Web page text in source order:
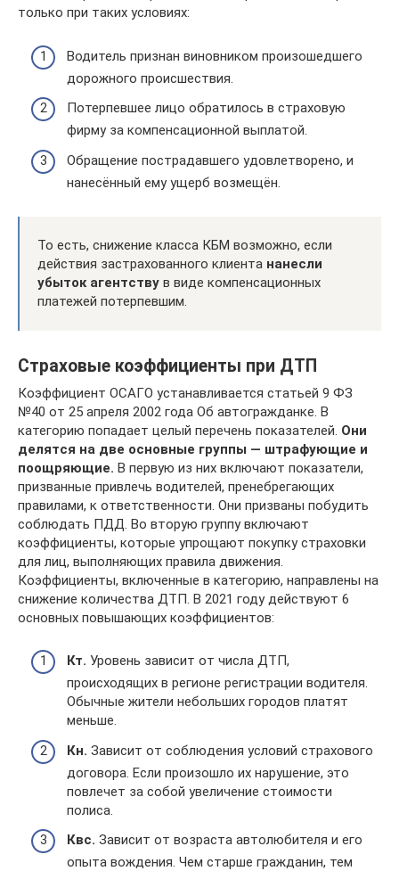
только при таких условиях:
Водитель признан виновником произошедшего
дорожного происшествия.
Потерпевшее лицо обратилось в страховую
фирму за компенсационной выплатой.
Обращение пострадавшего удовлетворено, и
нанесённый ему ущерб возмещён.
То есть, снижение класса КБМ возможно, если
действия застрахованного клиента нанесли
убыток агентству в виде компенсационных
платежей потерпевшим.
Страховые коэффициенты при ДТП
Коэффициент ОСАГО устанавливается статьей 9 ФЗ
№40 от 25 апреля 2002 года Об автогражданке. В
категорию попадает целый перечень показателей. Они
делятся на две основные группы — штрафующие и
поощряющие. В первую из них включают показатели,
призванные привлечь водителей, пренебрегающих
правилами, к ответственности. Они призваны побудить
соблюдать ПДД. Во вторую группу включают
коэффициенты, которые упрощают покупку страховки
для лиц, выполняющих правила движения.
Коэффициенты, включенные в категорию, направлены на
снижение количества ДТП. В 2021 году действуют 6
основных повышающих коэффициентов:
Кт. Уровень зависит от числа ДТП,
происходящих в регионе регистрации водителя.
Обычные жители небольших городов платят
меньше.
Кн. Зависит от соблюдения условий страхового
договора. Если произошло их нарушение, это
повлечет за собой увеличение стоимости
полиса.
Квс. Зависит от возраста автолюбителя и его
опыта вождения. Чем старше гражданин, тем